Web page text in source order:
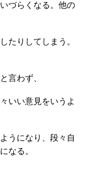
づらくなる。他の
たりしてしまう。
言わず、
いい意見をいうよ
うになり、段々自
なる。